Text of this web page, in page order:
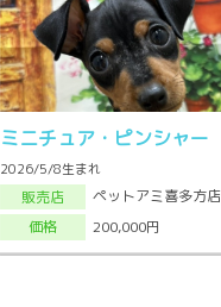
ミニチュア・ピンシャー
2026/5/8生まれ
販売店
ペットアミ喜多方店
価格
200,000円